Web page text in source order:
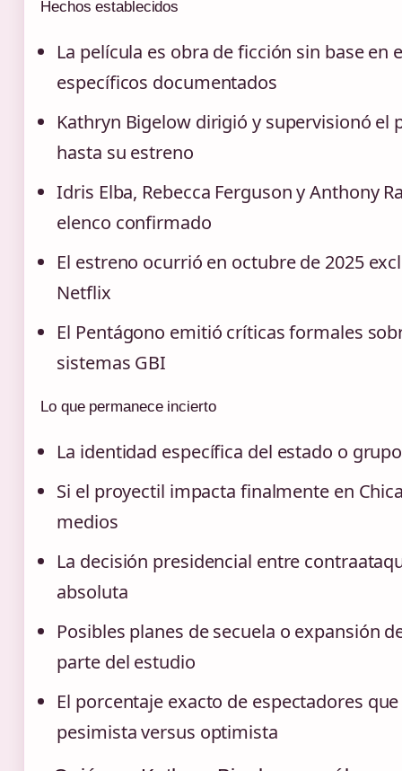
Hechos establecidos
La película es obra de ficción sin base en
específicos documentados
Kathryn Bigelow dirigió y supervisionó el
hasta su estreno
Idris Elba, Rebecca Ferguson y Anthony
elenco confirmado
El estreno ocurrió en octubre de 2025
Netflix
El Pentágono emitió críticas formales
sistemas GBI
Lo que permanece incierto
La identidad específica del estado o
Si el proyectil impacta finalmente en
medios
La decisión presidencial entre
absoluta
Posibles planes de secuela o expansión
parte del estudio
El porcentaje exacto de espectadores
pesimista versus optimista